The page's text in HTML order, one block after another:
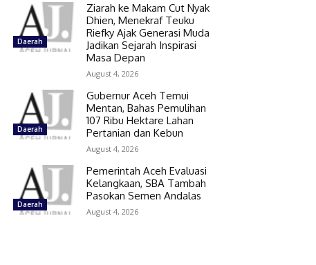
Daerah
Ziarah ke Makam Cut Nyak
Dhien, Menekraf Teuku
Riefky Ajak Generasi Muda
Jadikan Sejarah Inspirasi
Masa Depan
August 4, 2026
Daerah
Gubernur Aceh Temui
Mentan, Bahas Pemulihan
107 Ribu Hektare Lahan
Pertanian dan Kebun
August 4, 2026
Daerah
Pemerintah Aceh Evaluasi
Kelangkaan, SBA Tambah
Pasokan Semen Andalas
August 4, 2026